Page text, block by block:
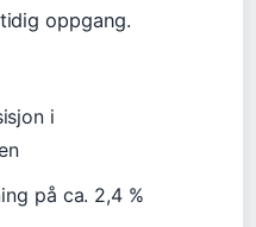
oppgang.
i
på ca. 2,4 %